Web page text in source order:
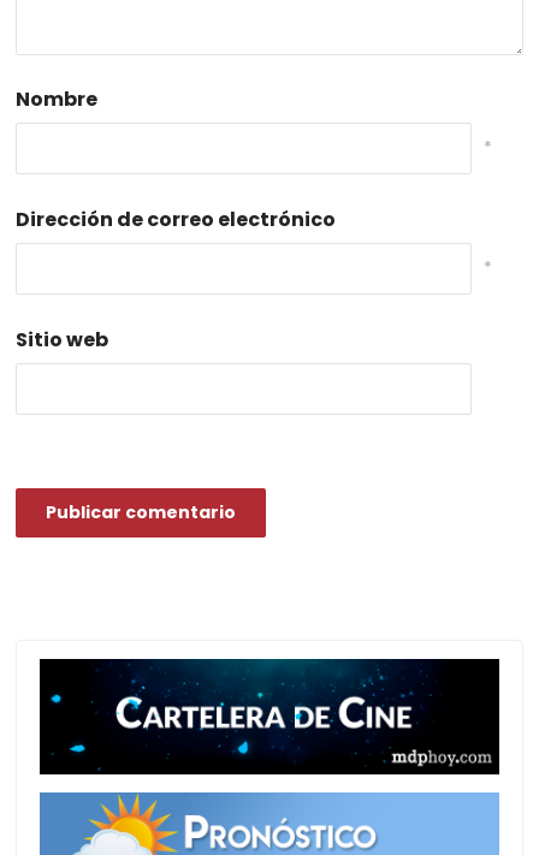
Nombre
*
Dirección de correo electrónico
*
Sitio web